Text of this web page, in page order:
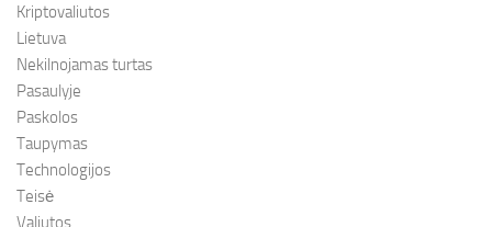
Kriptovaliutos
Lietuva
Nekilnojamas turtas
Pasaulyje
Paskolos
Taupymas
Technologijos
Teisė
Valiutos